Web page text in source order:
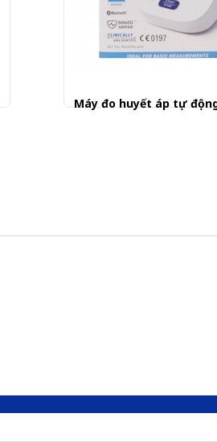
Máy đo huyết áp tự